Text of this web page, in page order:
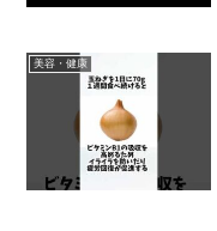
美容・健康